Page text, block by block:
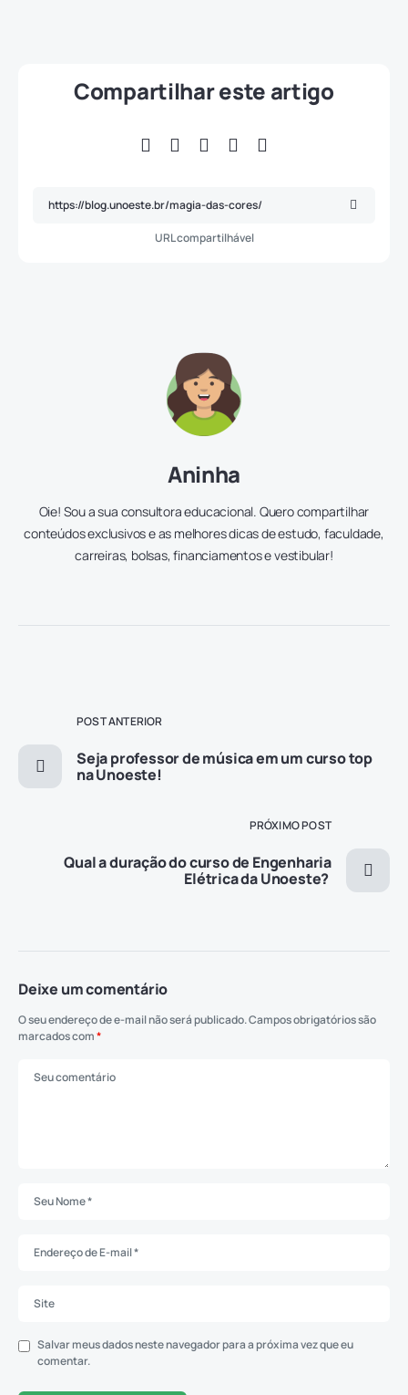
Compartilhar este artigo
URL compartilhável
Aninha
Oie! Sou a sua consultora educacional. Quero compartilhar
conteúdos exclusivos e as melhores dicas de estudo, faculdade,
carreiras, bolsas, financiamentos e vestibular!
POST ANTERIOR
Seja professor de música em um curso top
na Unoeste!
PRÓXIMO POST
Qual a duração do curso de Engenharia
Elétrica da Unoeste?
Deixe um comentário
O seu endereço de e-mail não será publicado.Campos obrigatórios são
marcados com*
Salvar meus dados neste navegador para a próxima vez que eu
comentar.